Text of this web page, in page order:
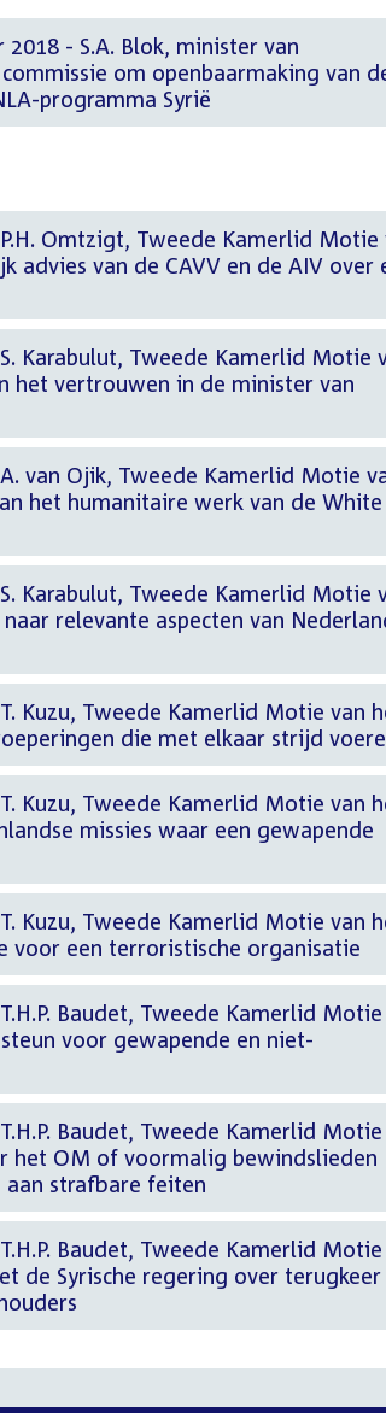
- S.A. Blok, minister van
om openbaarmaking van
programma Syrië
Omtzigt, Tweede Kamerlid Motie
advies van de CAVV en de AIV over
Karabulut, Tweede Kamerlid Motie
het vertrouwen in de minister van
van Ojik, Tweede Kamerlid Motie
het humanitaire werk van de White
Karabulut, Tweede Kamerlid Motie
relevante aspecten van
Kuzu, Tweede Kamerlid Motie van
die met elkaar strijd
Kuzu, Tweede Kamerlid Motie van
missies waar een gewapende
Kuzu, Tweede Kamerlid Motie van
voor een terroristische organisatie
Baudet, Tweede Kamerlid Motie
voor gewapende en niet-
Baudet, Tweede Kamerlid Motie
het OM of voormalig bewindslieden
aan strafbare feiten
Baudet, Tweede Kamerlid Motie
de Syrische regering over terugkeer